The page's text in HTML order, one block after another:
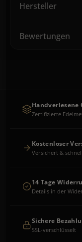
Hersteller
Bewertungen
Zertifizierte
Kostenloser
Versichert & schnell
14 Tage
Details in der
Sichere
SSL-verschlüsselt